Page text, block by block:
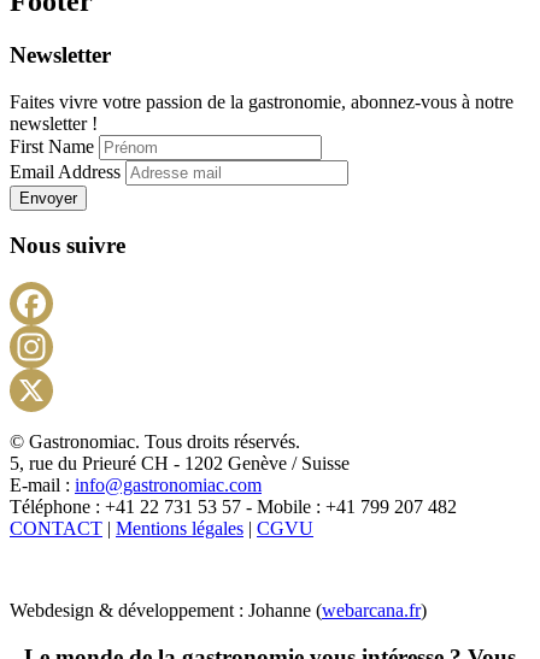
Newsletter
Faites vivre votre passion de la gastronomie, abonnez-vous à notre
newsletter !
First Name
Email Address
Envoyer
Nous suivre
X
© Gastronomiac. Tous droits réservés.
5, rue du Prieuré CH - 1202 Genève / Suisse
E-mail : info@gastronomiac.com
Téléphone : +41 22 731 53 57 - Mobile : +41 799 207 482
CONTACT | Mentions légales | CGVU
Webdesign & développement : Johanne (webarcana.fr)